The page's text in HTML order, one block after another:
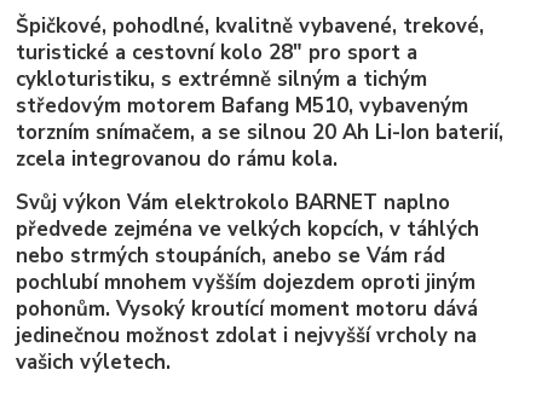
Špičkové, pohodlné, kvalitně vybavené, trekové,
turistické a cestovní kolo 28" pro sport a
cykloturistiku, s extrémně silným a tichým
středovým motorem Bafang M510, vybaveným
torzním snímačem, a se silnou 20 Ah Li-Ion baterií,
zcela integrovanou do rámu kola.
Svůj výkon Vám elektrokolo BARNET naplno
předvede zejména ve velkých kopcích, v táhlých
nebo strmých stoupáních, anebo se Vám rád
pochlubí mnohem vyšším dojezdem oproti jiným
pohonům. Vysoký kroutící moment motoru dává
jedinečnou možnost zdolat i nejvyšší vrcholy na
vašich výletech.